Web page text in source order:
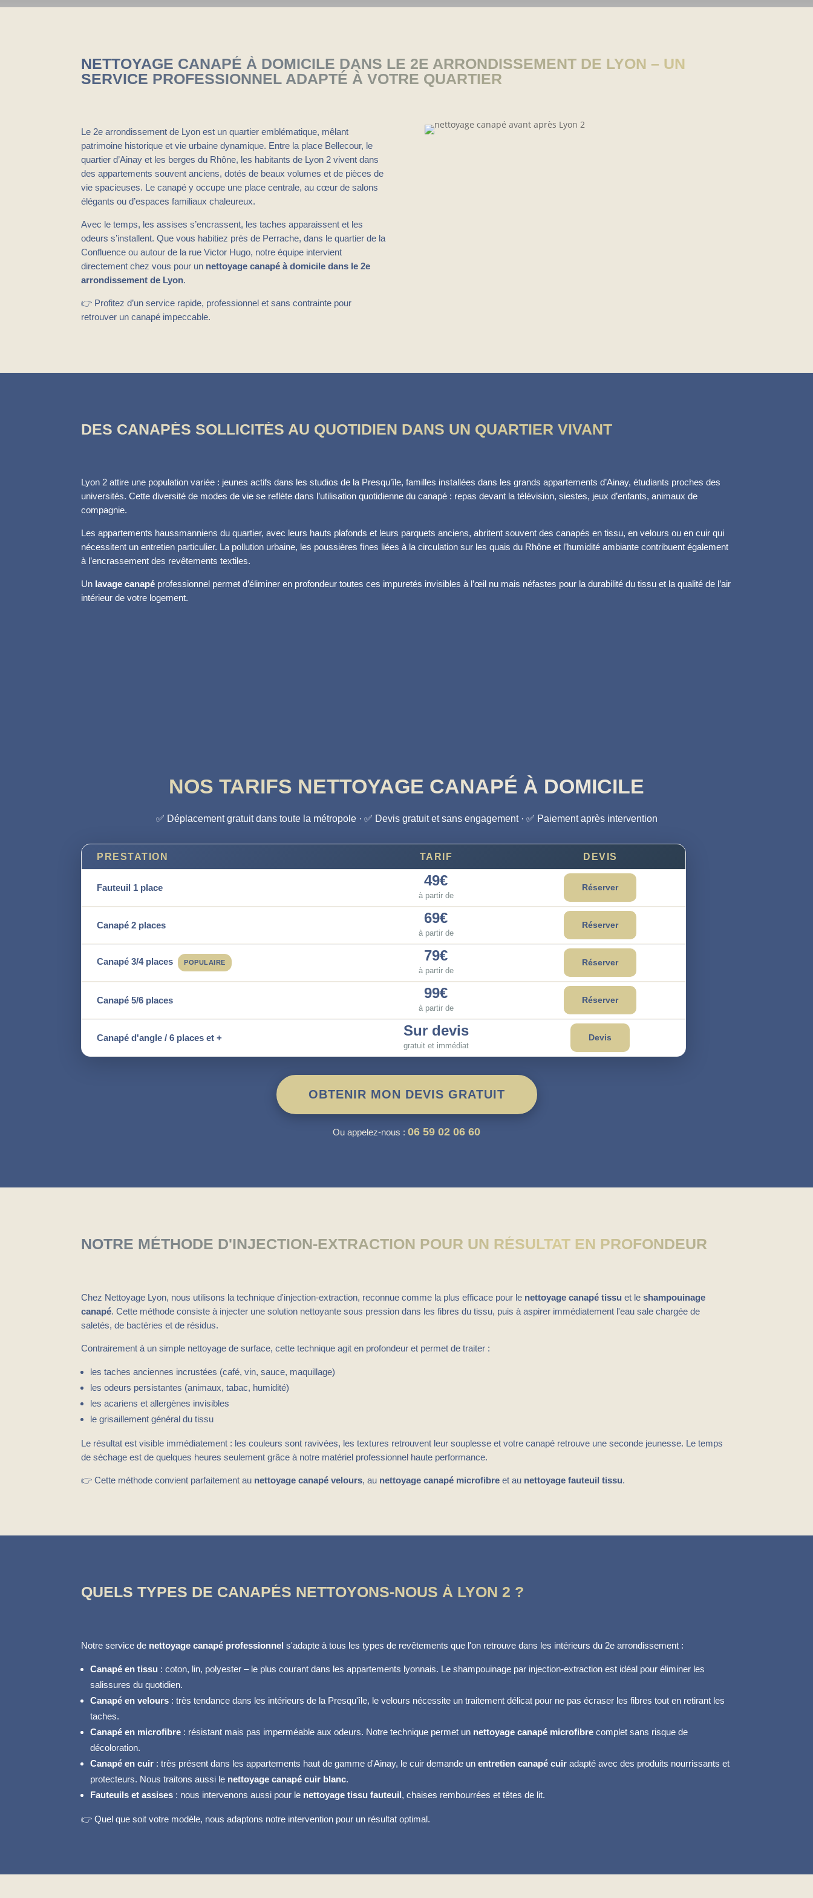
NETTOYAGE CANAPÉ À DOMICILE DANS LE 2E ARRONDISSEMENT DE LYON – UN
SERVICE PROFESSIONNEL ADAPTÉ À VOTRE QUARTIER
Le 2e arrondissement de Lyon est un quartier emblématique, mêlant
patrimoine historique et vie urbaine dynamique. Entre la place Bellecour, le
quartier d’Ainay et les berges du Rhône, les habitants de Lyon 2 vivent dans
des appartements souvent anciens, dotés de beaux volumes et de pièces de
vie spacieuses. Le canapé y occupe une place centrale, au cœur de salons
élégants ou d’espaces familiaux chaleureux.
Avec le temps, les assises s’encrassent, les taches apparaissent et les
odeurs s’installent. Que vous habitiez près de Perrache, dans le quartier de la
Confluence ou autour de la rue Victor Hugo, notre équipe intervient
directement chez vous pour un nettoyage canapé à domicile dans le 2e
arrondissement de Lyon.
👉 Profitez d’un service rapide, professionnel et sans contrainte pour
retrouver un canapé impeccable.
DES CANAPÉS SOLLICITÉS AU QUOTIDIEN DANS UN QUARTIER VIVANT
Lyon 2 attire une population variée : jeunes actifs dans les studios de la Presqu’île, familles installées dans les grands appartements d’Ainay, étudiants proches des
universités. Cette diversité de modes de vie se reflète dans l’utilisation quotidienne du canapé : repas devant la télévision, siestes, jeux d’enfants, animaux de
compagnie.
Les appartements haussmanniens du quartier, avec leurs hauts plafonds et leurs parquets anciens, abritent souvent des canapés en tissu, en velours ou en cuir qui
nécessitent un entretien particulier. La pollution urbaine, les poussières fines liées à la circulation sur les quais du Rhône et l’humidité ambiante contribuent également
à l’encrassement des revêtements textiles.
Un lavage canapé professionnel permet d’éliminer en profondeur toutes ces impuretés invisibles à l’œil nu mais néfastes pour la durabilité du tissu et la qualité de l’air
intérieur de votre logement.
NOS TARIFS NETTOYAGE CANAPÉ À DOMICILE
✅ Déplacement gratuit dans toute la métropole · ✅ Devis gratuit et sans engagement · ✅ Paiement après intervention
PRESTATION TARIF DEVIS
Fauteuil 1 place 49€
à partir de
Réserver
Canapé 2 places 69€
à partir de
Réserver
Canapé 3/4 places POPULAIRE 79€
à partir de
Réserver
Canapé 5/6 places 99€
à partir de
Réserver
Canapé d'angle / 6 places et + Sur devis
gratuit et immédiat
Devis
OBTENIR MON DEVIS GRATUIT
Ou appelez-nous : 06 59 02 06 60
NOTRE MÉTHODE D'INJECTION-EXTRACTION POUR UN RÉSULTAT EN PROFONDEUR
Chez Nettoyage Lyon, nous utilisons la technique d'injection-extraction, reconnue comme la plus efficace pour le nettoyage canapé tissu et leshampouinage
canapé. Cette méthode consiste à injecter une solution nettoyante sous pression dans les fibres du tissu, puis à aspirer immédiatement l'eau sale chargée de
saletés, de bactéries et de résidus.
Contrairement à un simple nettoyage de surface, cette technique agit en profondeur et permet de traiter :
les taches anciennes incrustées (café, vin, sauce, maquillage)
les odeurs persistantes (animaux, tabac, humidité)
les acariens et allergènes invisibles
le grisaillement général du tissu
Le résultat est visible immédiatement : les couleurs sont ravivées, les textures retrouvent leur souplesse et votre canapé retrouve une seconde jeunesse. Le temps
de séchage est de quelques heures seulement grâce à notre matériel professionnel haute performance.
👉 Cette méthode convient parfaitement au nettoyage canapé velours, au nettoyage canapé microfibre et au nettoyage fauteuil tissu.
QUELS TYPES DE CANAPÉS NETTOYONS-NOUS À LYON 2 ?
Notre service de nettoyage canapé professionnel s'adapte à tous les types de revêtements que l'on retrouve dans les intérieurs du 2e arrondissement :
Canapé en tissu : coton, lin, polyester – le plus courant dans les appartements lyonnais. Le shampouinage par injection-extraction est idéal pour éliminer les
salissures du quotidien.
Canapé en velours : très tendance dans les intérieurs de la Presqu'île, le velours nécessite un traitement délicat pour ne pas écraser les fibres tout en retirant les
taches.
Canapé en microfibre : résistant mais pas imperméable aux odeurs. Notre technique permet un nettoyage canapé microfibre complet sans risque de
décoloration.
Canapé en cuir : très présent dans les appartements haut de gamme d'Ainay, le cuir demande unentretien canapé cuir adapté avec des produits nourrissants et
protecteurs. Nous traitons aussi le nettoyage canapé cuir blanc.
Fauteuils et assises : nous intervenons aussi pour le nettoyage tissu fauteuil, chaises rembourrées et têtes de lit.
👉 Quel que soit votre modèle, nous adaptons notre intervention pour un résultat optimal.